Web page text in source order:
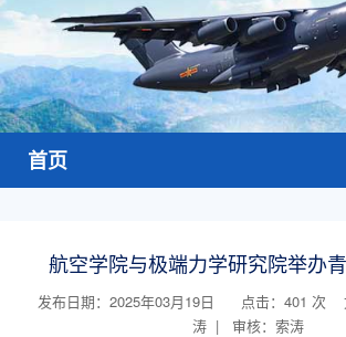
首页
航空学院与极端力学研究院举办
发布日期：2025年03月19日 点击： 401 次
涛 | 审核：索涛